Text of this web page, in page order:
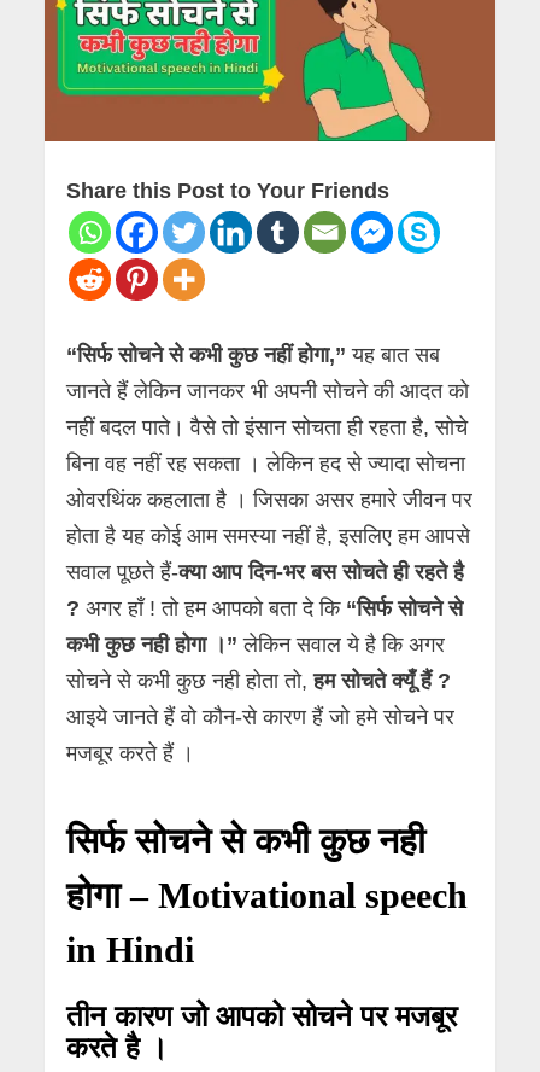
Share this Post to Your Friends
“सिर्फ सोचने से कभी कुछ नहीं होगा,” यह बात सब
जानते हैं लेकिन जानकर भी अपनी सोचने की आदत को
नहीं बदल पाते। वैसे तो इंसान सोचता ही रहता है, सोचे
बिना वह नहीं रह सकता । लेकिन हद से ज्यादा सोचना
ओवरथिंक कहलाता है । जिसका असर हमारे जीवन पर
होता है यह कोई आम समस्या नहीं है, इसलिए हम आपसे
सवाल पूछते हैं-क्या आप दिन-भर बस सोचते ही रहते है
? अगर हाँ ! तो हम आपको बता दे कि “सिर्फ सोचने से
कभी कुछ नही होगा ।” लेकिन सवाल ये है कि अगर
सोचने से कभी कुछ नही होता तो,हम सोचते क्यूँ हैं ?
आइये जानते हैं वो कौन-से कारण हैं जो हमे सोचने पर
मजबूर करते हैं ।
सिर्फ सोचने से कभी कुछ नही
होगा – Motivational speech
in Hindi
तीन कारण जो आपको सोचने पर मजबूर
करते है ।